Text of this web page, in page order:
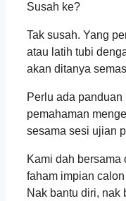
Susah ke?
Tak susah. Yang
atau latih tubi
akan ditanya
Perlu ada
pemahaman
sesama sesi ujian
Kami dah bersama
faham impian
Nak bantu diri, nak